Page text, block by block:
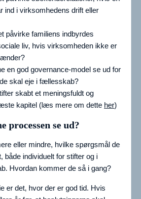
ind i virksomhedens drift eller
påvirke familiens indbyrdes
liv, hvis virksomheden ikke er
en god governance-model se ud for
skal eje i fællesskab?
skabt et meningsfuldt og
kapitel (læs mere om dette her)
processen se ud?
eller mindre, hvilke spørgsmål de
både individuelt for stifter og i
Hvordan kommer de så i gang?
er det, hvor der er god tid. Hvis